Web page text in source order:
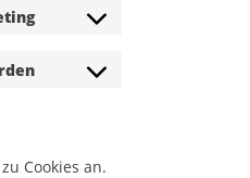
service
statistics
Consent
service
Consent
Cookies an.